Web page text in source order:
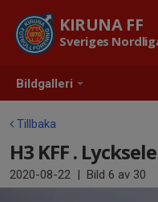
Bildgalleri
KIRUNA FF
Sveriges
Tillbaka
H3 KFF .
2020-08-22 | Bild 6 av 30